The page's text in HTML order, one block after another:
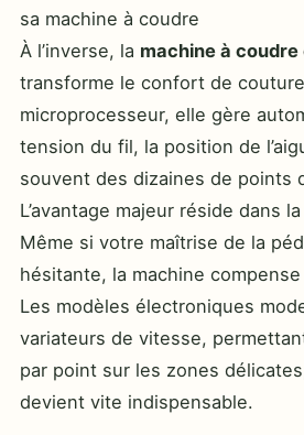
sa machine à coudre
À l’inverse, la machine à
transforme le confort de
microprocesseur, elle gère
tension du fil, la position de
souvent des dizaines de points
L’avantage majeur réside dans
Même si votre maîtrise de la
hésitante, la machine
Les modèles électroniques
variateurs de vitesse,
par point sur les zones
devient vite indispensable.